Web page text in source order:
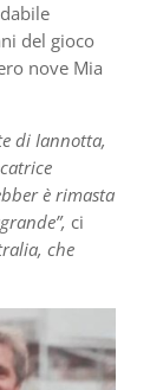
del gioco
nove Mia
di Iannotta,
è rimasta
ci
che